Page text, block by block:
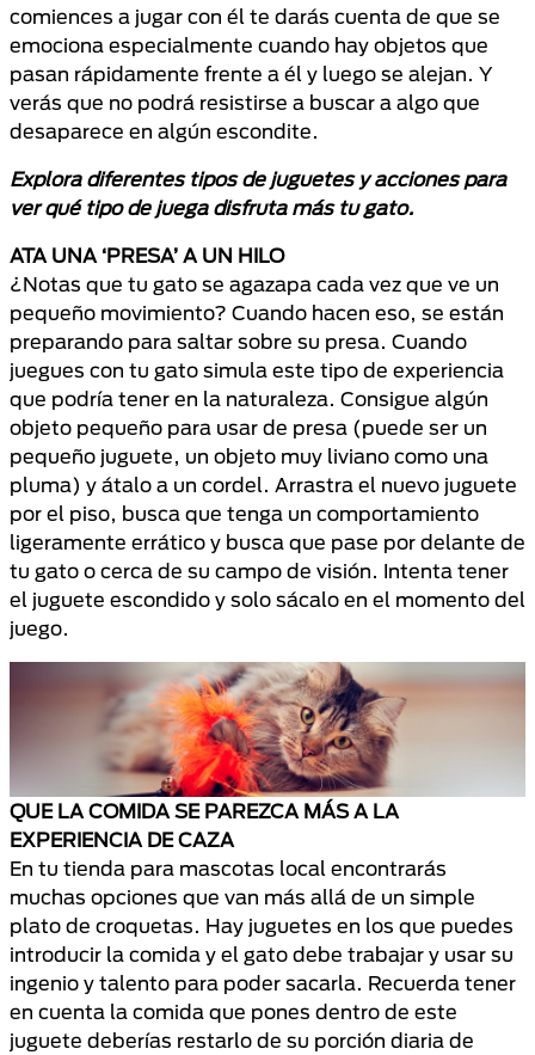
comiences a jugar con él te darás cuenta de que se
emociona especialmente cuando hay objetos que
pasan rápidamente frente a él y luego se alejan. Y
verás que no podrá resistirse a buscar a algo que
desaparece en algún escondite.
Explora diferentes tipos de juguetes y acciones para
ver qué tipo de juega disfruta más tu gato.
ATA UNA ‘PRESA’ A UN HILO
¿Notas que tu gato se agazapa cada vez que ve un
pequeño movimiento? Cuando hacen eso, se están
preparando para saltar sobre su presa. Cuando
juegues con tu gato simula este tipo de experiencia
que podría tener en la naturaleza. Consigue algún
objeto pequeño para usar de presa (puede ser un
pequeño juguete, un objeto muy liviano como una
pluma) y átalo a un cordel. Arrastra el nuevo juguete
por el piso, busca que tenga un comportamiento
ligeramente errático y busca que pase por delante de
tu gato o cerca de su campo de visión. Intenta tener
el juguete escondido y solo sácalo en el momento del
juego.
QUE LA COMIDA SE PAREZCA MÁS A LA
EXPERIENCIA DE CAZA
En tu tienda para mascotas local encontrarás
muchas opciones que van más allá de un simple
plato de croquetas. Hay juguetes en los que puedes
introducir la comida y el gato debe trabajar y usar su
ingenio y talento para poder sacarla. Recuerda tener
en cuenta la comida que pones dentro de este
juguete deberías restarlo de su porción diaria de